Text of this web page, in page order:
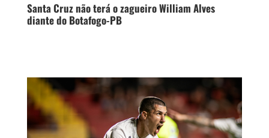
Santa Cruz não terá o zagueiro William Alves
diante do Botafogo-PB